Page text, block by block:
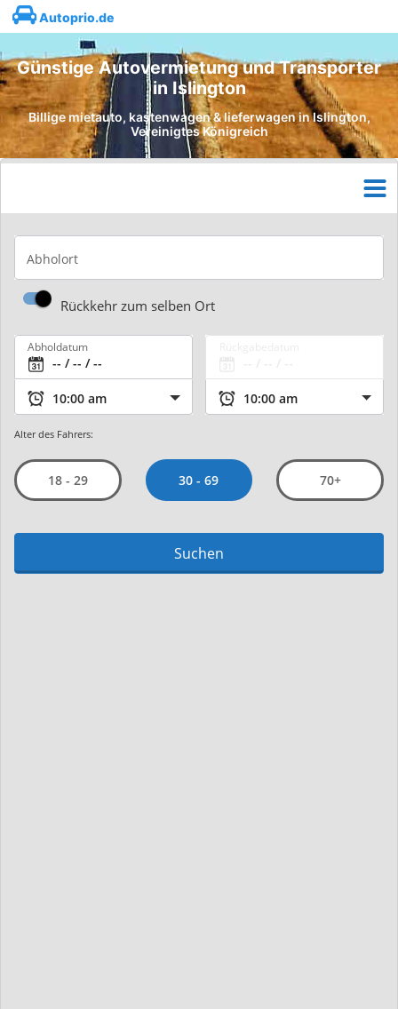
Autoprio.de
Günstige Autovermietung und Transporter
in Islington
Billige mietauto, kastenwagen & lieferwagen in Islington,
Vereinigtes Königreich
Abholort
Rückkehr zum selben Ort
Abholdatum
Alter des Fahrers:
18 - 29 30 - 69 70+
Suchen